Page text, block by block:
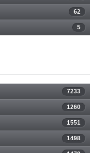
62
5
7233
1260
1551
1498